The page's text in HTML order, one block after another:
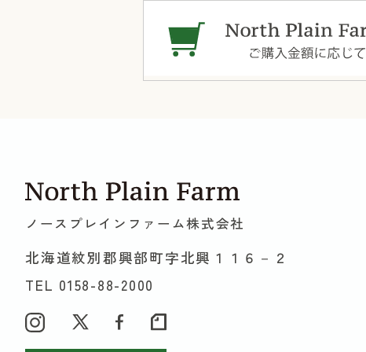
ノースプレインファーム株式会社
北海道紋別郡興部町字北興１１６－２
TEL 0158-88-2000